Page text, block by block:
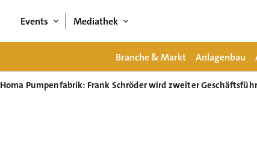
Events Mediathek
Branche & Markt Anlagenbau
Homa Pumpenfabrik: Frank Schröder wird zweiter